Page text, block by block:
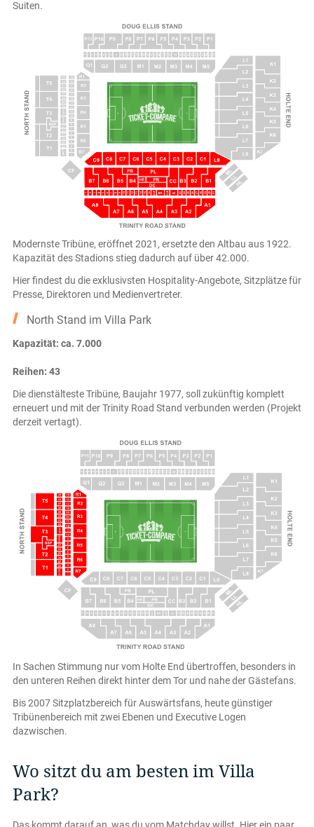
Suiten.
Modernste Tribüne, eröffnet 2021, ersetzte den Altbau aus 1922.
Kapazität des Stadions stieg dadurch auf über 42.000.
Hier findest du die exklusivsten Hospitality-Angebote, Sitzplätze für
Presse, Direktoren und Medienvertreter.
North Stand im Villa Park
Kapazität: ca. 7.000
Reihen: 43
Die dienstälteste Tribüne, Baujahr 1977, soll zukünftig komplett
erneuert und mit der Trinity Road Stand verbunden werden (Projekt
derzeit vertagt).
In Sachen Stimmung nur vom Holte End übertroffen, besonders in
den unteren Reihen direkt hinter dem Tor und nahe der Gästefans.
Bis 2007 Sitzplatzbereich für Auswärtsfans, heute günstiger
Tribünenbereich mit zwei Ebenen und Executive Logen
dazwischen.
Wo sitzt du am besten im Villa
Park?
Das kommt darauf an, was du vom Matchday willst. Hier ein paar